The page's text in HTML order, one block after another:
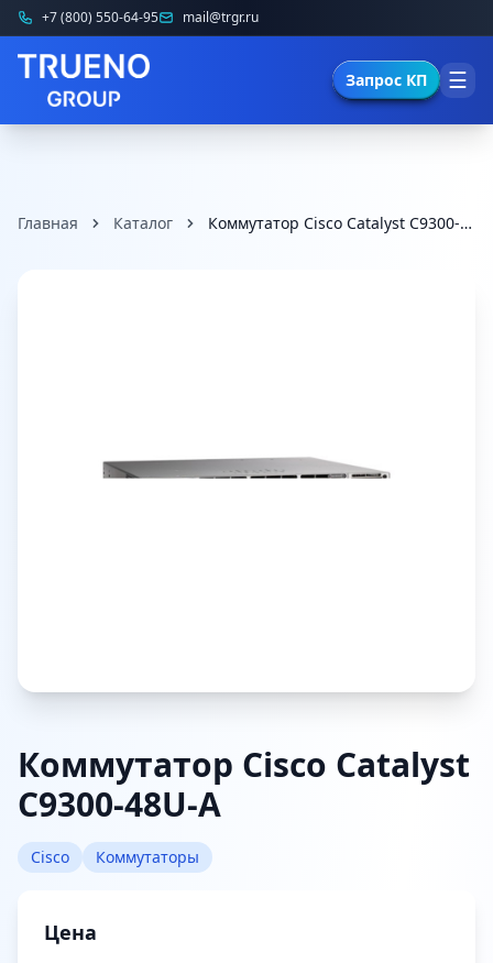
+7 (800) 550-64-95 mail@trgr.ru
Запрос КП ☰
Главная Каталог Коммутатор Cisco Catalyst C9300-48U-A
Коммутатор Cisco Catalyst
C9300-48U-A
Cisco Коммутаторы
Цена